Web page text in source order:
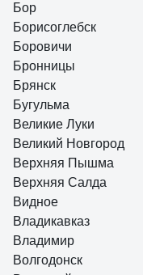
Бор
Борисоглебск
Боровичи
Бронницы
Брянск
Бугульма
Великие Луки
Великий Новгород
Верхняя Пышма
Верхняя Салда
Видное
Владикавказ
Владимир
Волгодонск